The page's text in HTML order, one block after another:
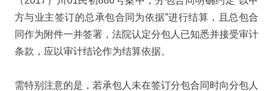
方与业主签订的总承包合同为依据”进行结算，且总包合
同作为附件一并签署，法院认定分包人已知悉并接受审计
条款，应以审计结论作为结算依据。
需特别注意的是，若承包人未在签订分包合同时向分包人